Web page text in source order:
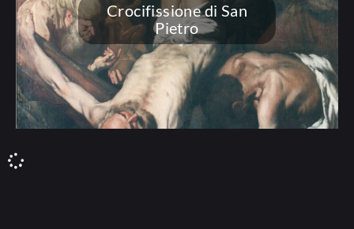
Crocifissione di San
Pietro